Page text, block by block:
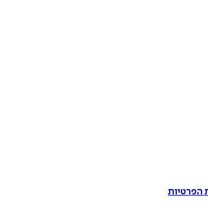
הפרטיות